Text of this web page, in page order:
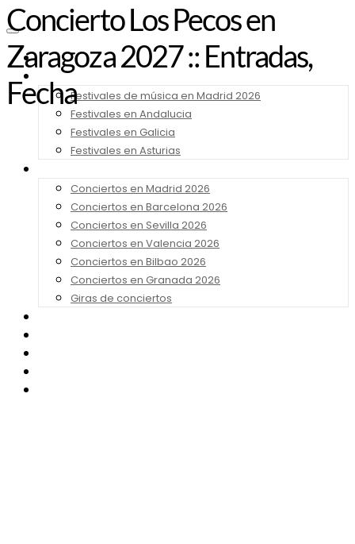
Noticias
Festivales 2026
Festivales de música en Madrid 2026
Festivales en Andalucia
Festivales en Galicia
Festivales en Asturias
Conciertos en Madrid 2026
Conciertos en Barcelona 2026
Conciertos en Sevilla 2026
Conciertos en Valencia 2026
Conciertos en Bilbao 2026
Conciertos en Granada 2026
Giras de conciertos
Concierto Los Pecos en
Zaragoza 2027 :: Entradas,
Fecha